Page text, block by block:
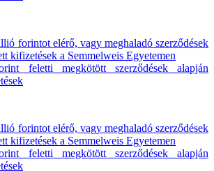
forintot elérő, vagy meghaladó szerződések
kifizetések a Semmelweis Egyetemen
feletti megkötött szerződések alapján
forintot elérő, vagy meghaladó szerződések
kifizetések a Semmelweis Egyetemen
feletti megkötött szerződések alapján